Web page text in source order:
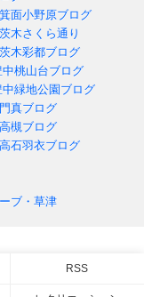
面小野原ブログ
木さくら通り
木彩都ブログ
桃山台ブログ
緑地公園ブログ
真ブログ
槻ブログ
石羽衣ブログ
ブ・草津
RSS